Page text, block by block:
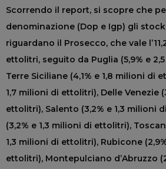
Scorrendo il report, si scopre che
denominazione (Dop e Igp) gli
riguardano il Prosecco, che vale
ettolitri, seguito da Puglia (5,9% e
Terre Siciliane (4,1% e 1,8 milioni di
1,7 milioni di ettolitri), Delle Venezie
ettolitri), Salento (3,2% e 1,3 milioni
(3,2% e 1,3 milioni di ettolitri),
1,3 milioni di ettolitri), Rubicone
ettolitri), Montepulciano d’Abruzzo